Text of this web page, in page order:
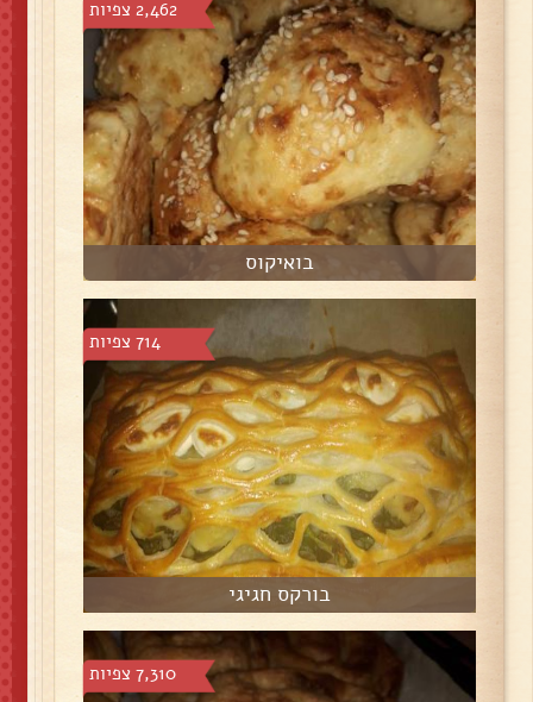
2,462 צפיות
בואיקוס
714 צפיות
בורקס חגיגי
7,310 צפיות